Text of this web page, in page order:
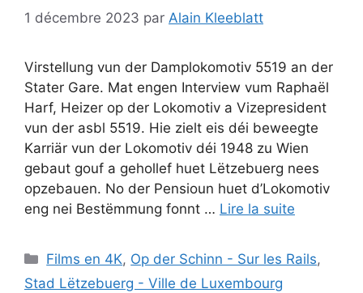
1 décembre 2023 par Alain Kleeblatt
Virstellung vun der Damplokomotiv 5519 an der
Stater Gare. Mat engen Interview vum Raphaël
Harf, Heizer op der Lokomotiv a Vizepresident
vun der asbl 5519. Hie zielt eis déi beweegte
Karriär vun der Lokomotiv déi 1948 zu Wien
gebaut gouf a gehollef huet Lëtzebuerg nees
opzebauen. No der Pensioun huet d’Lokomotiv
eng nei Bestëmmung fonnt … Lire la suite
Catégories
Films en 4K, Op der Schinn - Sur les Rails,
Stad Lëtzebuerg - Ville de Luxembourg